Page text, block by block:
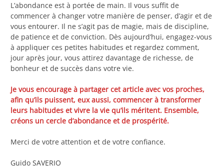
L’abondance est à portée de main. Il vous suffit de
commencer à changer votre manière de penser, d’agir et de
vous entourer. Il ne s’agit pas de magie, mais de discipline,
de patience et de conviction. Dès aujourd’hui, engagez-vous
à appliquer ces petites habitudes et regardez comment,
jour après jour, vous attirez davantage de richesse, de
bonheur et de succès dans votre vie.
Je vous encourage à partager cet article avec vos proches,
afin qu’ils puissent, eux aussi, commencer à transformer
leurs habitudes et vivre la vie qu’ils méritent. Ensemble,
créons un cercle d’abondance et de prospérité.
Merci de votre attention et de votre confiance.
Guido SAVERIO